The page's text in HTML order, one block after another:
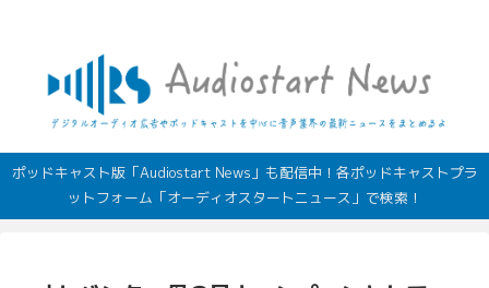
ポッドキャスト版「Audiostart News」も配信中！各ポッドキャストプラ
ットフォーム「オーディオスタートニュース」で検索！